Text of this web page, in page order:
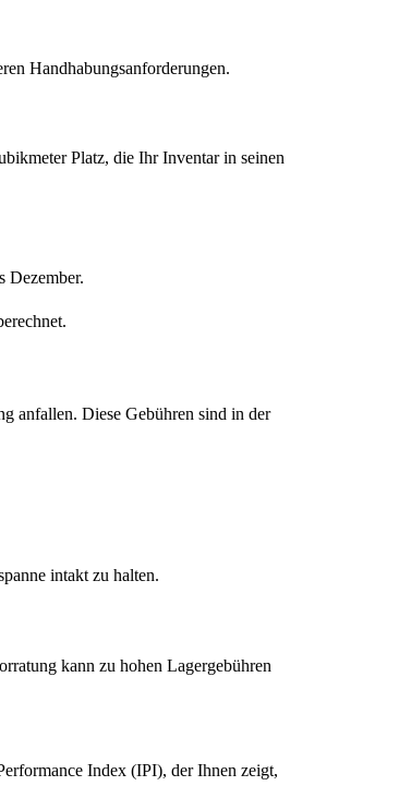
Handhabungsanforderungen.
Platz, die Ihr Inventar in seinen
Dezember.
anfallen. Diese Gebühren sind in der
intakt zu halten.
kann zu hohen Lagergebühren
Index (IPI), der Ihnen zeigt,